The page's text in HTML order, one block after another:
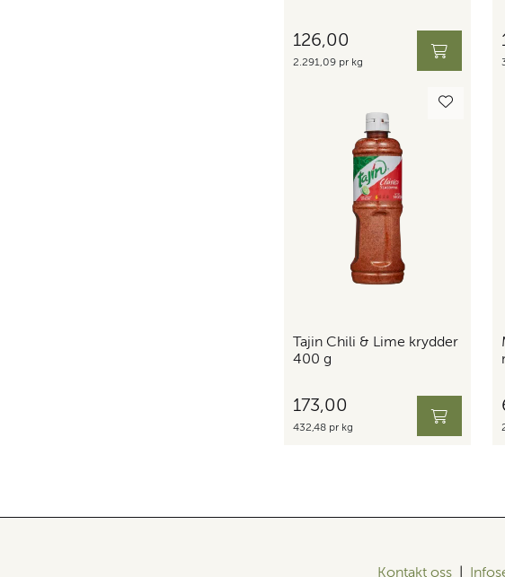
126,00
2.291,09 pr kg
Tajin Chili & Lime krydder
400 g
173,00
432,48 pr kg
Kontakt oss